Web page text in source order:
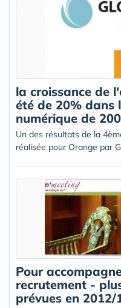
la croissance de
été de 20% dans
numérique de
Un des résultats de la
réalisée pour Orange par
Pour
recrutement -
prévues en 2012/